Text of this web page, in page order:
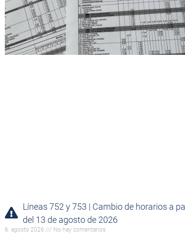
Líneas 752 y 753 | Cambio de horarios a
del 13 de agosto de 2026
6. agosto 2026 No hay comentarios